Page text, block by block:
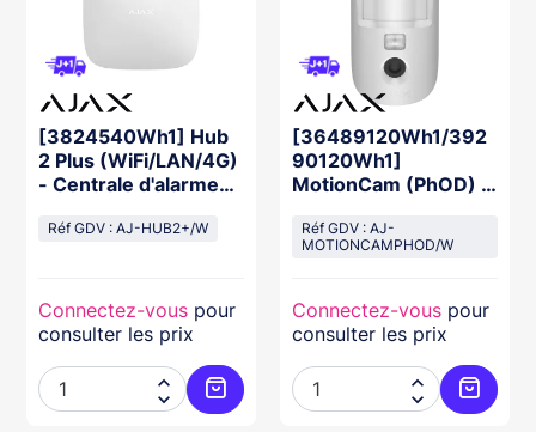
au panier
[3824540Wh1] Hub
2 Plus (WiFi/LAN/4G)
- Centrale d'alarme
Réf GDV : AJ-HUB2+/W
Connectez-vous pour
consulter les prix


Ajouter au panier
[36489120Wh1/392
90120Wh1]
MotionCam (PhOD) -
mouvement avec
photo BLANC
Réf GDV : AJ-
MOTIONCAMPHOD/W
Connectez-vous pour
consulter les prix

